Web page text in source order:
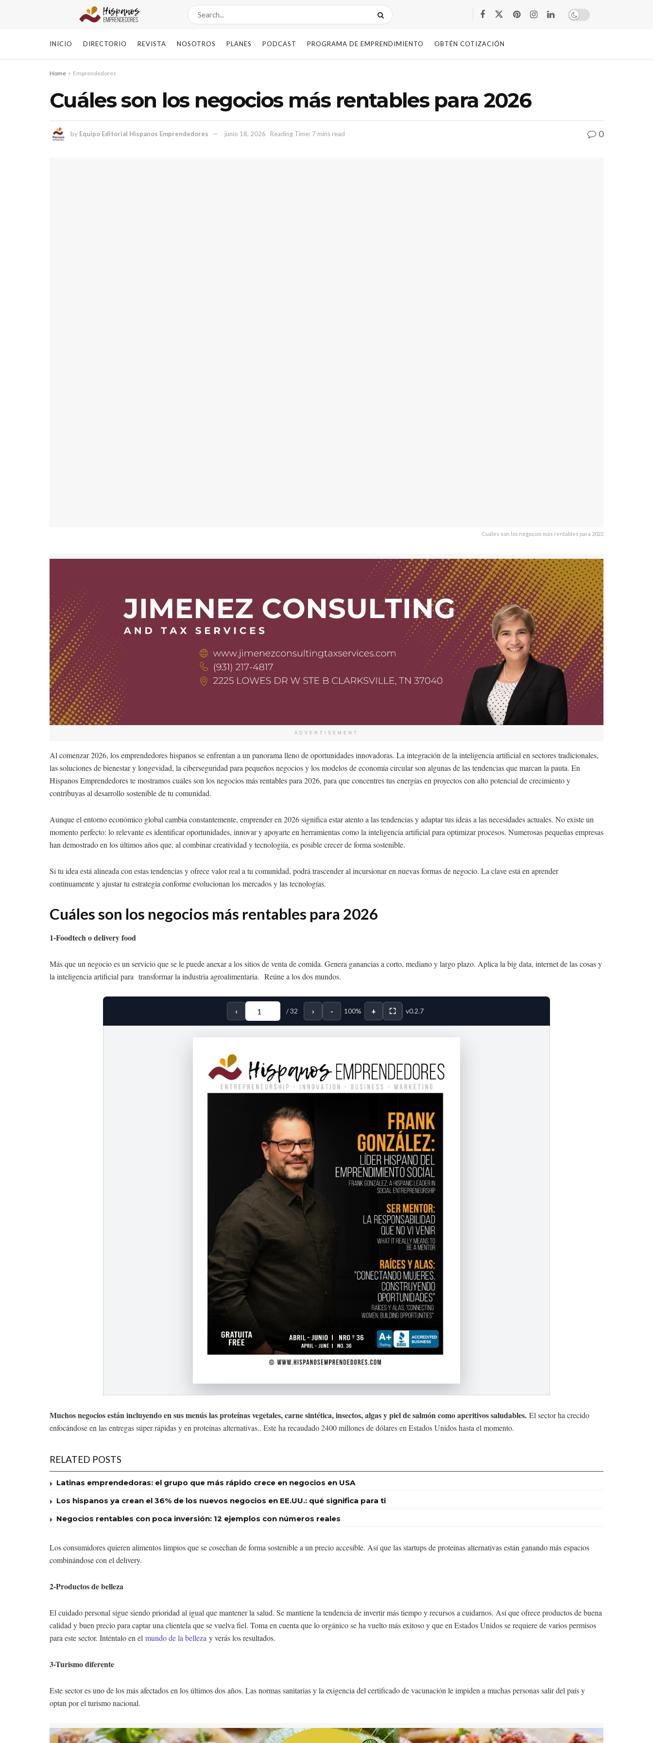
INICIO DIRECTORIO REVISTA NOSOTROS PLANES PODCAST PROGRAMA DE EMPRENDIMIENTO OBTÉN COTIZACIÓN
Home Emprendedores
Cuáles son los negocios más rentables para 2026
by Equipo Editorial Hispanos Emprendedores junio 18, 2026 Reading Time: 7 mins read 0
Cuáles son los negocios más rentables para 2022
ADVERTISEMENT
Al comenzar 2026, los emprendedores hispanos se enfrentan a un panorama lleno de oportunidades innovadoras. La integración de la inteligencia artificial en sectores tradicionales,
las soluciones de bienestar y longevidad, la ciberseguridad para pequeños negocios y los modelos de economía circular son algunas de las tendencias que marcan la pauta. En
Hispanos Emprendedores te mostramos cuáles son los negocios más rentables para 2026, para que concentres tus energías en proyectos con alto potencial de crecimiento y
contribuyas al desarrollo sostenible de tu comunidad.
Aunque el entorno económico global cambia constantemente, emprender en 2026 significa estar atento a las tendencias y adaptar tus ideas a las necesidades actuales. No existe un
momento perfecto: lo relevante es identificar oportunidades, innovar y apoyarte en herramientas como la inteligencia artificial para optimizar procesos. Numerosas pequeñas empresas
han demostrado en los últimos años que, al combinar creatividad y tecnologiía, es posible crecer de forma sostenible.
Si tu idea está alineada con estas tendencias y ofrece valor real a tu comunidad, podrá trascender al incursionar en nuevas formas de negocio. La clave está en aprender
continuamente y ajustar tu estrategia conforme evolucionan los mercados y las tecnologías.
Cuáles son los negocios más rentables para 2026
1-Foodtech o delivery food
Más que un negocio es un servicio que se le puede anexar a los sitios de venta de comida. Genera ganancias a corto, mediano y largo plazo. Aplica la big data, internet de las cosas y
la inteligencia artificial para transformar la industria agroalimentaria. Reúne a los dos mundos.
‹ /32 › - 100% + ⛶ v0.2.7
Muchos negocios están incluyendo en sus menús las proteínas vegetales, carne sintética, insectos, algas y piel de salmón como aperitivos saludables. El sector ha crecido
enfocándose en las entregas súper rápidas y en proteínas alternativas.. Este ha recaudado 2400 millones de dólares en Estados Unidos hasta el momento.
RELATED POSTS
Latinas emprendedoras: el grupo que más rápido crece en negocios en USA
Los hispanos ya crean el 36% de los nuevos negocios en EE.UU.: qué significa para ti
Negocios rentables con poca inversión: 12 ejemplos con números reales
Los consumidores quieren alimentos limpios que se cosechan de forma sostenible a un precio accesible. Así que las startups de proteínas alternativas están ganando más espacios
combinándose con el delivery.
2-Productos de belleza
El cuidado personal sigue siendo prioridad al igual que mantener la salud. Se mantiene la tendencia de invertir más tiempo y recursos a cuidarnos. Así que ofrece productos de buena
calidad y buen precio para captar una clientela que se vuelva fiel. Toma en cuenta que lo orgánico se ha vuelto más exitoso y que en Estados Unidos se requiere de varios permisos
para este sector. Inténtalo en el mundo de la belleza y verás los resultados.
3-Turismo diferente
Este sector es uno de los más afectados en los últimos dos años. Las normas sanitarias y la exigencia del certificado de vacunación le impiden a muchas personas salir del país y
optan por el turismo nacional.